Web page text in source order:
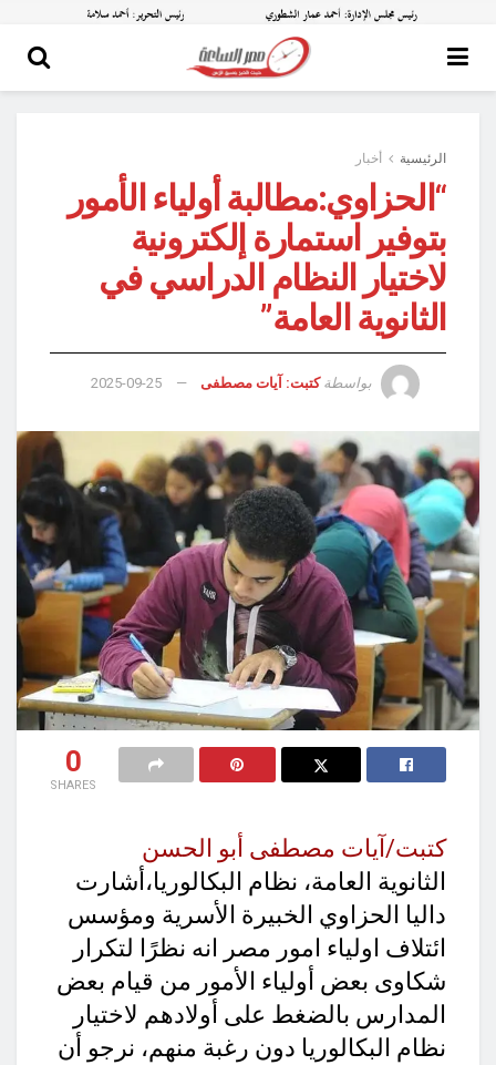
الرئيسية أخبار
“الحزاوي:مطالبة أولياء الأمور
بتوفير استمارة إلكترونية
لاختيار النظام الدراسي في
الثانوية العامة”
بواسطة كتبت: آيات مصطفى 2025-09-25
0
SHARES
كتبت/آيات مصطفى أبو الحسن
الثانوية العامة، نظام البكالوريا،أشارت
داليا الحزاوي الخبيرة الأسرية ومؤسس
ائتلاف اولياء امور مصر انه نظرًا لتكرار
شكاوى بعض أولياء الأمور من قيام بعض
المدارس بالضغط على أولادهم لاختيار
نظام البكالوريا دون رغبة منهم، نرجو أن